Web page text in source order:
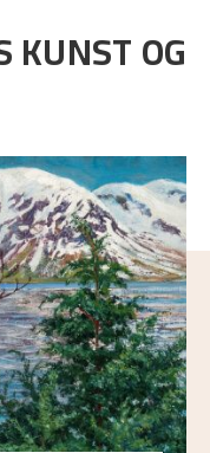
KUNST OG